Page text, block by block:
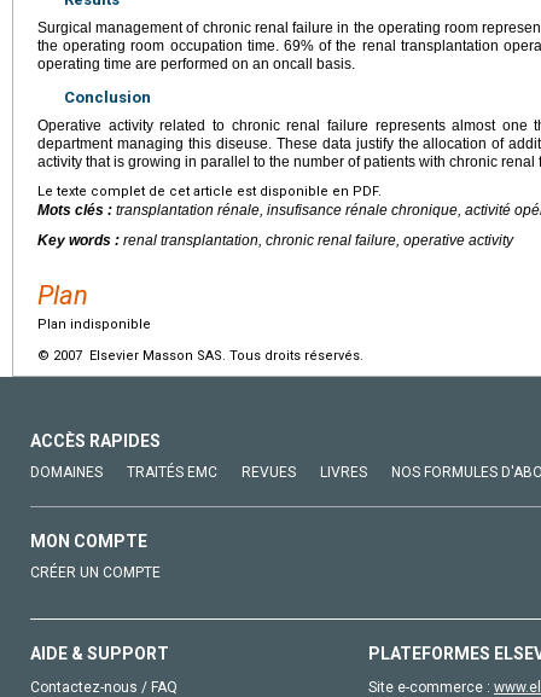
Surgical management of chronic renal failure in the operating room
the operating room occupation time. 69% of the renal transplantation
operating time are performed on an oncall basis.
Conclusion
Operative activity related to chronic renal failure represents almost
department managing this diseuse. These data justify the allocation of
activity that is growing in parallel to the number of patients with chronic renal
Le texte complet de cet article est disponible en PDF.
Mots clés : transplantation rénale, insufisance rénale chronique, activité
Key words : renal transplantation, chronic renal failure, operative activity
Plan
Plan indisponible
© 2007 Elsevier Masson SAS. Tous droits réservés.
ACCÈS RAPIDES
DOMAINES TRAITÉS EMC REVUES LIVRES NOS FORMULES
MON COMPTE
CRÉER UN COMPTE
AIDE & SUPPORT
Contactez-nous / FAQ
PLATEFORMES
Site e-commerce :